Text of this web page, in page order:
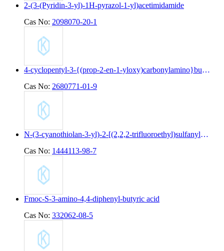
2-(3-(Pyridin-3-yl)-1H-pyrazol-1-yl)acetimidamide
Cas No: 2098070-20-1
4-cyclopentyl-3-{(prop-2-en-1-yloxy)carbonylamino}butanoic acid
Cas No: 2680771-01-9
N-(3-cyanothiolan-3-yl)-2-[(2,2,2-trifluoroethyl)sulfanyl]pyridine-4-carboxamide
Cas No: 1444113-98-7
Fmoc-S-3-amino-4,4-diphenyl-butyric acid
Cas No: 332062-08-5